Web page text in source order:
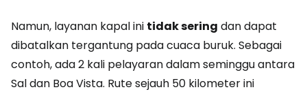
Namun, layanan kapal ini tidak sering dan dapat
dibatalkan tergantung pada cuaca buruk. Sebagai
contoh, ada 2 kali pelayaran dalam seminggu antara
Sal dan Boa Vista. Rute sejauh 50 kilometer ini